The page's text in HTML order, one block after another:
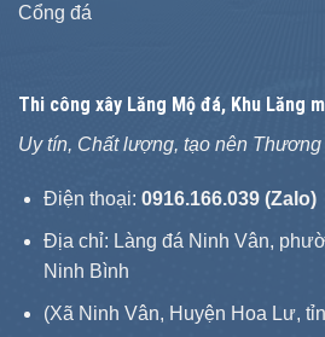
Cổng đá
Thi công xây Lăng Mộ đá, Khu Lăng
Uy tín, Chất lượng, tạo nên
Điện thoại: 0916.166.039 (Zalo)
Địa chỉ: Làng đá Ninh Vân,
Ninh Bình
(Xã Ninh Vân, Huyện Hoa Lư,